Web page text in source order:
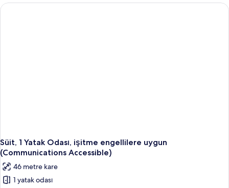
Boy
Yatak
Süit, 1 Yatak Odası, işitme engellilere uygun
(Communications Accessible)
46 metre kare
1 yatak odası